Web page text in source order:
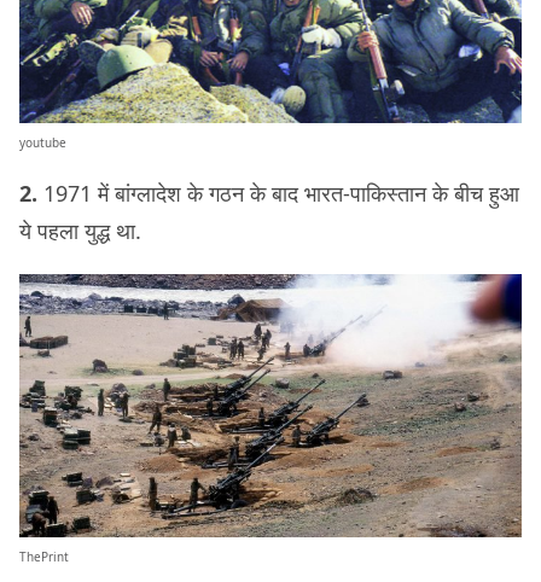
youtube
2. 1971 में बांग्लादेश के गठन के बाद भारत-पाकिस्तान के बीच हुआ
ये पहला युद्ध था.
ThePrint